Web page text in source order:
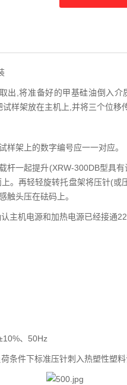
出,将准备好的甲基硅油倒入
样架放在主机上,并将三个位移
架上的数字编号应一一对应。
一起提升(XRW-300DB型具
。再轻轻旋转托盘架将压针(
触头压在砝码上。
主机电源和加热电源已经接通
、50Hz
条件下标准压针刺入热塑性塑